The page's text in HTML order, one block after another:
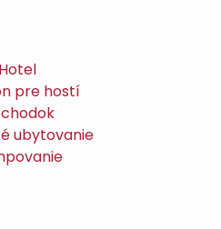
Hotel
pre hostí
ubytovanie